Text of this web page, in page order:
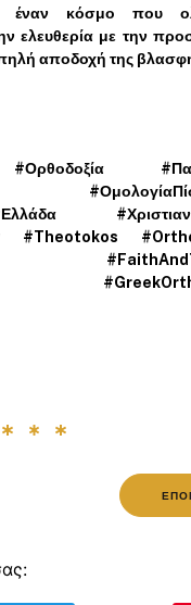
έναν κόσμο που
ελευθερία με την
αποδοχή της
#Theotokos